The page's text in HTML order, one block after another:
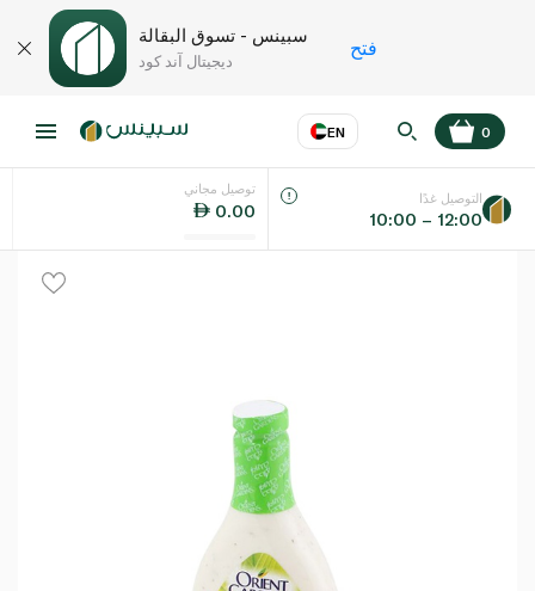
سبينس - تسوق البقالة
ديجيتال آند كود
فتح
EN
اللغة عر
0
توصيل مجاني
0.00
التوصيل غدًا
10:00 – 12:00